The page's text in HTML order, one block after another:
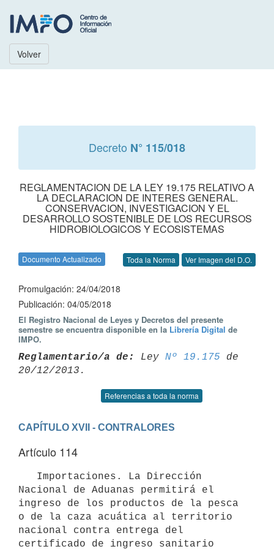
Volver
Decreto N° 115/018
REGLAMENTACION DE LA LEY 19.175 RELATIVO A
LA DECLARACION DE INTERES GENERAL.
CONSERVACION, INVESTIGACION Y EL
DESARROLLO SOSTENIBLE DE LOS RECURSOS
HIDROBIOLOGICOS Y ECOSISTEMAS
Documento Actualizado Toda la Norma Ver Imagen del D.O.
Promulgación: 24/04/2018
Publicación: 04/05/2018
El Registro Nacional de Leyes y Decretos del presente
semestre se encuentra disponible en la Librería Digital de
IMPO.
Reglamentario/a de: Ley Nº 19.175 de
Referencias a toda la norma
CAPÍTULO XVII - CONTRALORES
Artículo 114
Nacional de Aduanas permitirá el
ingreso de los productos de la pesca
o de la caza acuática al territorio
nacional contra entrega del
certificado de ingreso sanitario